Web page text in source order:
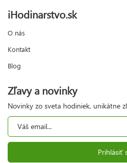
iHodinarstvo.sk
O nás
Kontakt
Blog
Zľavy a novinky
Novinky zo sveta hodiniek, unikátne
Prihlásiť